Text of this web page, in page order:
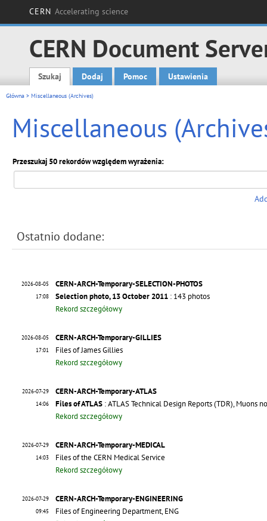
CERN Accelerating science
CERN Document
Main menu
Szukaj Dodaj Pomoc Ustawienia
Główna > Miscellaneous (Archives)
Miscellaneous
Przeszukaj 50 rekordów względem wyrażenia:
Ostatnio dodane:
2026-08-05
17:08
CERN-ARCH-Temporary-SELECTION-PHOTOS
Selection photo, 13 October 2011 : 143 photos
Rekord szczegółowy
2026-08-05
17:01
CERN-ARCH-Temporary-GILLIES
Files of James Gillies
Rekord szczegółowy
2026-07-29
14:06
CERN-ARCH-Temporary-ATLAS
Files of ATLAS : ATLAS Technical Design Reports (TDR), Muons
Rekord szczegółowy
2026-07-29
14:03
CERN-ARCH-Temporary-MEDICAL
Files of the CERN Medical Service
Rekord szczegółowy
2026-07-29
09:45
CERN-ARCH-Temporary-ENGINEERING
Files of Engineering Department, ENG